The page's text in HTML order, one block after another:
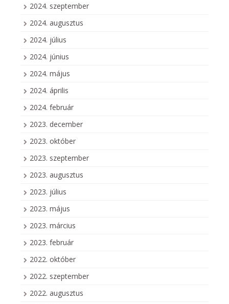
2024. szeptember
2024. augusztus
2024. július
2024. június
2024. május
2024. április
2024. február
2023. december
2023. október
2023. szeptember
2023. augusztus
2023. július
2023. május
2023. március
2023. február
2022. október
2022. szeptember
2022. augusztus